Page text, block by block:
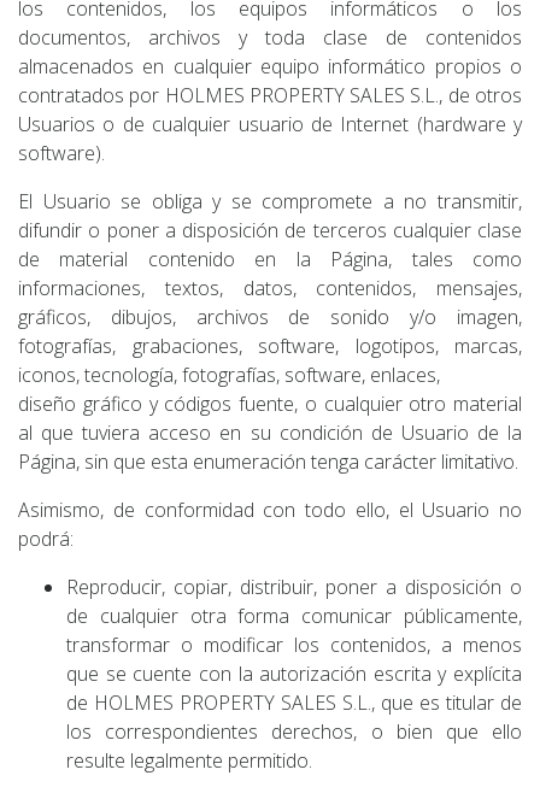
los contenidos, los equipos informáticos o los
documentos, archivos y toda clase de contenidos
almacenados en cualquier equipo informático propios o
contratados por HOLMES PROPERTY SALES S.L., de otros
Usuarios o de cualquier usuario de Internet (hardware y
software).
El Usuario se obliga y se compromete a no transmitir,
difundir o poner a disposición de terceros cualquier clase
de material contenido en la Página, tales como
informaciones, textos, datos, contenidos, mensajes,
gráficos, dibujos, archivos de sonido y/o imagen,
fotografías, grabaciones, software, logotipos, marcas,
iconos, tecnología, fotografías, software, enlaces,
diseño gráfico y códigos fuente, o cualquier otro material
al que tuviera acceso en su condición de Usuario de la
Página, sin que esta enumeración tenga carácter limitativo.
Asimismo, de conformidad con todo ello, el Usuario no
podrá:
Reproducir, copiar, distribuir, poner a disposición o
de cualquier otra forma comunicar públicamente,
transformar o modificar los contenidos, a menos
que se cuente con la autorización escrita y explícita
de HOLMES PROPERTY SALES S.L., que es titular de
los correspondientes derechos, o bien que ello
resulte legalmente permitido.